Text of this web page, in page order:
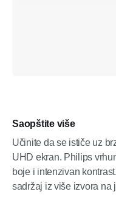
Saopštite više
Učinite da se ističe uz
UHD ekran. Philips
boje i intenzivan
sadržaj iz više izvora na